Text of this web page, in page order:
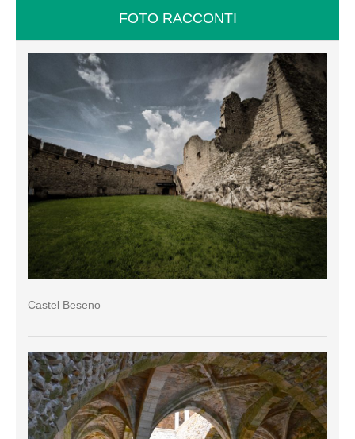
FOTO RACCONTI
Castel Beseno